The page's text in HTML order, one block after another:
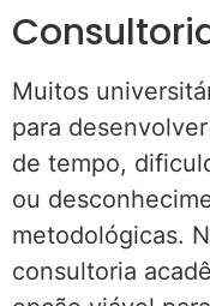
Muitos
para
de tempo,
ou
metodológicas.
consultoria